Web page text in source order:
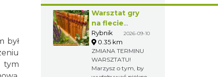
był
tym
Warsztat gry
na flecie
indiańskim –
pierwsze kroki
w świecie
melodii
Rybnik 2026-09-10
0.35 km
ZMIANA TERMINU
WARSZTATU!
Marzysz o tym, by